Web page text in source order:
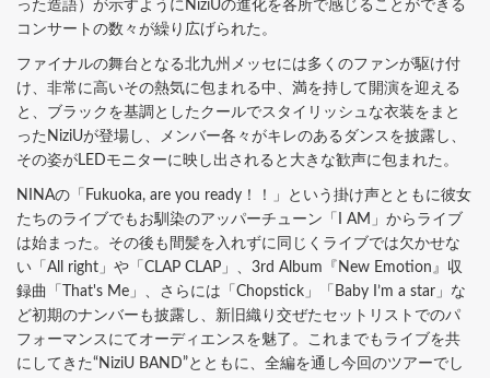
った造語）が示すようにNiziUの進化を各所で感じることができる
コンサートの数々が繰り広げられた。
ファイナルの舞台となる北九州メッセには多くのファンが駆け付
け、非常に高いその熱気に包まれる中、満を持して開演を迎える
と、ブラックを基調としたクールでスタイリッシュな衣装をまと
ったNiziUが登場し、メンバー各々がキレのあるダンスを披露し、
その姿がLEDモニターに映し出されると大きな歓声に包まれた。
NINAの「Fukuoka, are you ready！！」という掛け声とともに彼女
たちのライブでもお馴染のアッパーチューン「I AM」からライブ
は始まった。その後も間髪を入れずに同じくライブでは欠かせな
い「All right」や「CLAP CLAP」、3rd Album『New Emotion』収
録曲「That's Me」、さらには「Chopstick」「Baby I’m a star」な
ど初期のナンバーも披露し、新旧織り交ぜたセットリストでのパ
フォーマンスにてオーディエンスを魅了。これまでもライブを共
にしてきた“NiziU BAND”とともに、全編を通し今回のツアーでし